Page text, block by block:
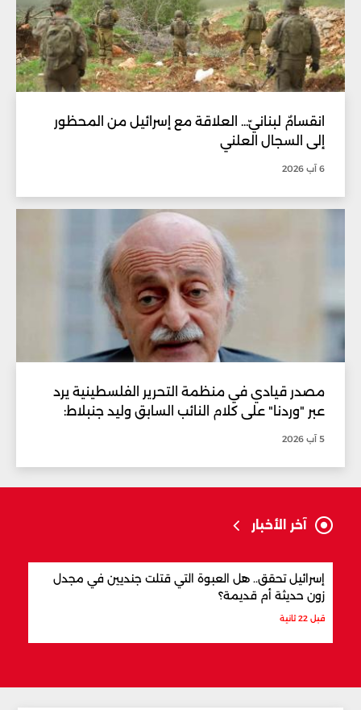
انقسامٌ لبنانيّ... العلاقة مع إسرائيل من المحظور
إلى السجال العلني
6 آب 2026
مصدر قيادي في منظمة التحرير الفلسطينية يرد
عبر "وردنا" على كلام النائب السابق وليد جنبلاط:
5 آب 2026
آخر الأخبار
إسرائيل تحقق.. هل العبوة التي قتلت جنديين في مجدل
زون حديثة أم قديمة؟
قبل 22 ثانية